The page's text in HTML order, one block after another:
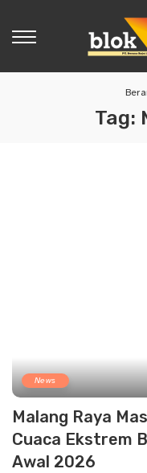
Tag:
News
Malang Raya
Cuaca Ekstrem
Awal 2026